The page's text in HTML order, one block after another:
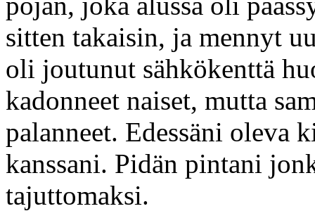
sitten takaisin, ja mennyt
oli joutunut sähkökenttä
kadonneet naiset, mutta
palanneet. Edessäni oleva
kanssani. Pidän pintani
tajuttomaksi.